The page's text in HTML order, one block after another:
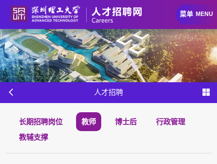
菜单 MENU
人才招聘
长期招聘岗位 教师 博士后
行政管理
教辅支撑